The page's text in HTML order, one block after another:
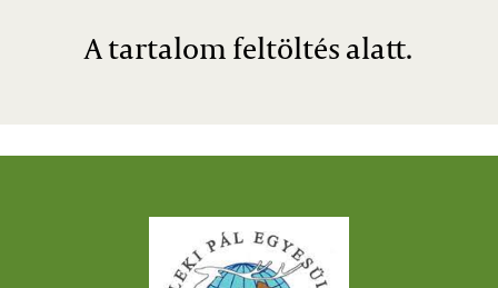
A tartalom feltöltés alatt.